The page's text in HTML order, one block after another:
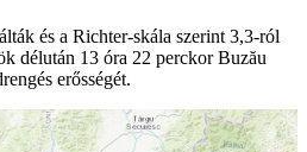
és a Richter-skála szerint 3,3-ról
délután 13 óra 22 perckor Buzău
erősségét.